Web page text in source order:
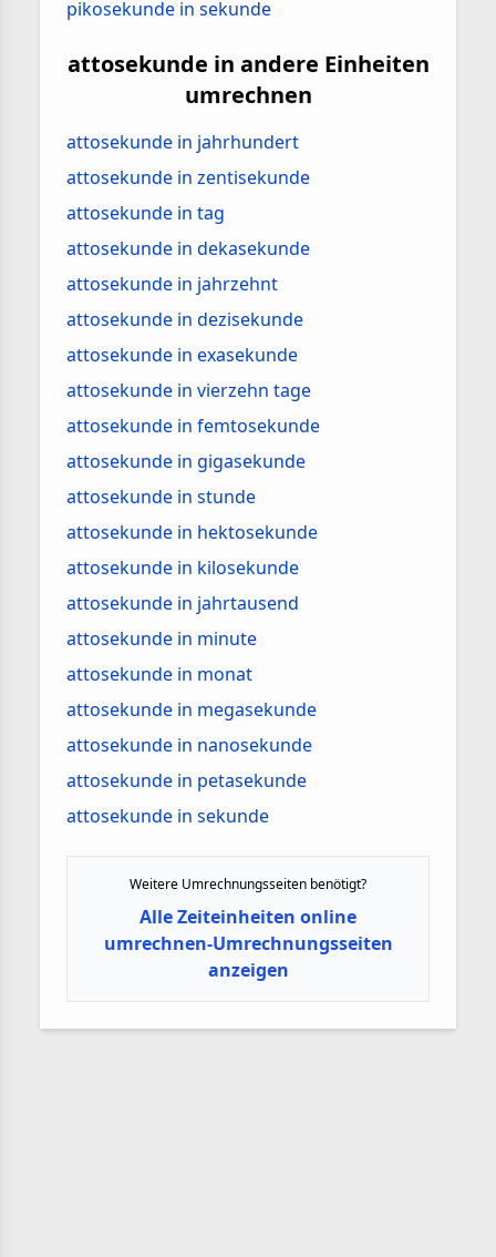
pikosekunde in sekunde
attosekunde in andere Einheiten
umrechnen
attosekunde in jahrhundert
attosekunde in zentisekunde
attosekunde in tag
attosekunde in dekasekunde
attosekunde in jahrzehnt
attosekunde in dezisekunde
attosekunde in exasekunde
attosekunde in vierzehn tage
attosekunde in femtosekunde
attosekunde in gigasekunde
attosekunde in stunde
attosekunde in hektosekunde
attosekunde in kilosekunde
attosekunde in jahrtausend
attosekunde in minute
attosekunde in monat
attosekunde in megasekunde
attosekunde in nanosekunde
attosekunde in petasekunde
attosekunde in sekunde
Weitere Umrechnungsseiten benötigt?
Alle Zeiteinheiten online
umrechnen-Umrechnungsseiten
anzeigen